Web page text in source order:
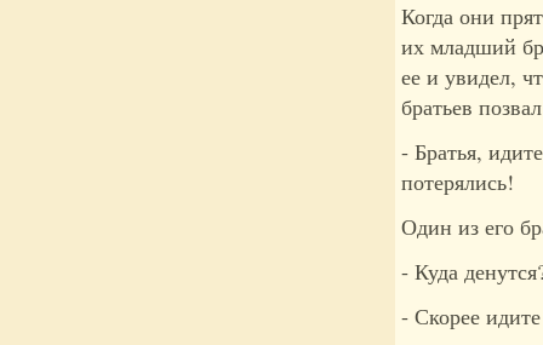
Когда они
их младший
ее и увидел,
братьев
- Братья,
потерялись!
Один из его
- Куда
- Скорее